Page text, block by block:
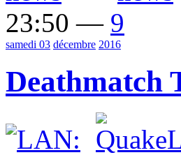
23:50 — 9
samedi 03 décembre 2016
Deathmatch